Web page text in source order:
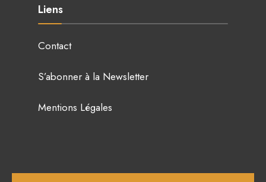
Liens
Contact
S’abonner à la Newsletter
Mentions Légales